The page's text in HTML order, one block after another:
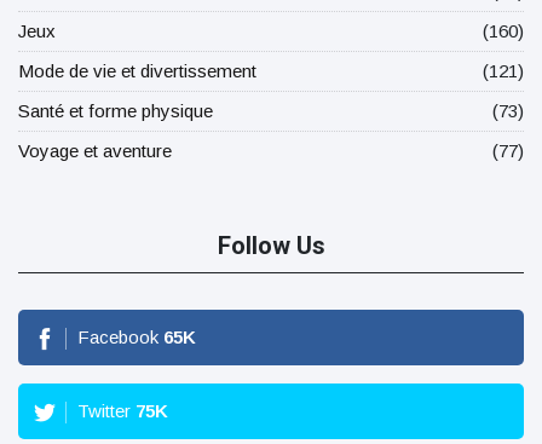
Jeux
(160)
Mode de vie et divertissement
(121)
Santé et forme physique
(73)
Voyage et aventure
(77)
Follow Us
Facebook 65K
Twitter 75K